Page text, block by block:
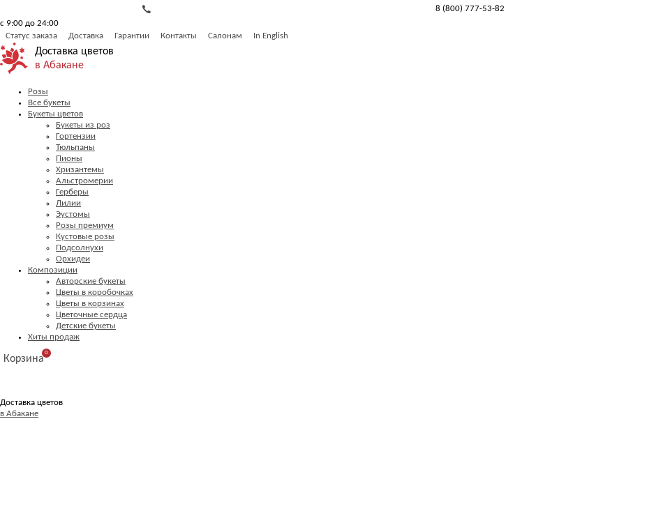
8 (800) 777-53-82
с 9:00 до 24:00
Статус заказа
Доставка Гарантии Контакты Салонам In English
Доставка цветов
в Абакане
Розы
Все букеты
Букеты цветов
Букеты из роз
Гортензии
Тюльпаны
Пионы
Хризантемы
Альстромерии
Герберы
Лилии
Эустомы
Розы премиум
Кустовые розы
Подсолнухи
Орхидеи
Композиции
Авторские букеты
Цветы в коробочках
Цветы в корзинах
Цветочные сердца
Детские букеты
Хиты продаж
Корзина
0
Доставка цветов
в Абакане